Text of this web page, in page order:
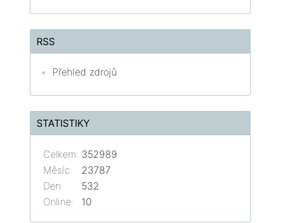
RSS
Přehled zdrojů
STATISTIKY
Online: 10
Celkem: 352989
Měsíc:
23787
Den:
532